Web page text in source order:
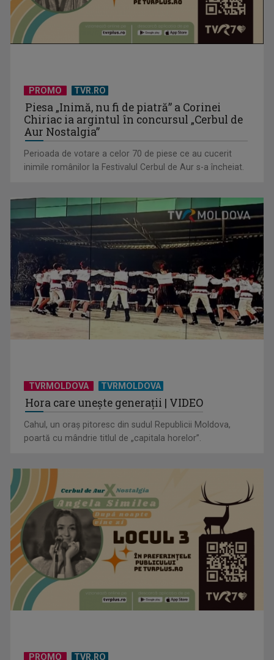
Eroii sportului și euforia apartenenței sau de ce am vorbit
toți o lună ...
De ce incidentul OpenAI este cel mai îngrijorător accident de
De ce și cum folosim transportul în comun: călătoria cu
autobuzul, un mod de ...
PROMO TVR.RO
Piesa „Inimă, nu fi de piatră” a Corinei
Chiriac ia argintul în concursul „Cerbul de
Aur Nostalgia”
Perioada de votare a celor 70 de piese ce au cucerit
TVRMOLDOVA TVRMOLDOVA
Hora care unește generații | VIDEO
Cahul, un oraș pitoresc din sudul Republicii Moldova,